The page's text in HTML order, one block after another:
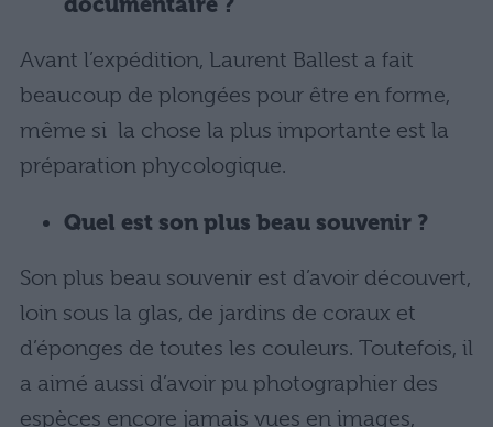
Avant l’expédition, Laurent Ballest a fait
beaucoup de plongées pour être en forme,
même si la chose la plus importante est la
préparation phycologique.
Quel est son plus beau souvenir ?
Son plus beau souvenir est d’avoir découvert,
loin sous la glas, de jardins de coraux et
d’éponges de toutes les couleurs. Toutefois, il
a aimé aussi d’avoir pu photographier des
espèces encore jamais vues en images,